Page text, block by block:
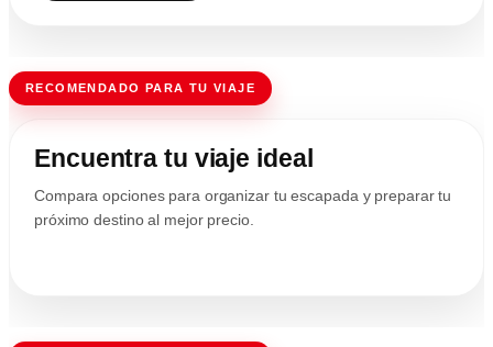
RECOMENDADO PARA TU VIAJE
Encuentra tu viaje ideal
Compara opciones para organizar tu escapada y preparar tu
próximo destino al mejor precio.